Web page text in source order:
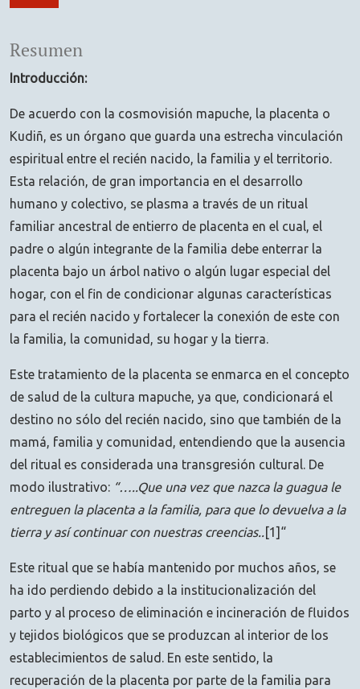
Resumen
Introducción:
De acuerdo con la cosmovisión mapuche, la placenta o
Kudiñ, es un órgano que guarda una estrecha vinculación
espiritual entre el recién nacido, la familia y el territorio.
Esta relación, de gran importancia en el desarrollo
humano y colectivo, se plasma a través de un ritual
familiar ancestral de entierro de placenta en el cual, el
padre o algún integrante de la familia debe enterrar la
placenta bajo un árbol nativo o algún lugar especial del
hogar, con el fin de condicionar algunas características
para el recién nacido y fortalecer la conexión de este con
la familia, la comunidad, su hogar y la tierra.
Este tratamiento de la placenta se enmarca en el concepto
de salud de la cultura mapuche, ya que, condicionará el
destino no sólo del recién nacido, sino que también de la
mamá, familia y comunidad, entendiendo que la ausencia
del ritual es considerada una transgresión cultural. De
modo ilustrativo: “…..Que una vez que nazca la guagua le
entreguen la placenta a la familia, para que lo devuelva a la
tierra y así continuar con nuestras creencias..[1]“
Este ritual que se había mantenido por muchos años, se
ha ido perdiendo debido a la institucionalización del
parto y al proceso de eliminación e incineración de fluidos
y tejidos biológicos que se produzcan al interior de los
establecimientos de salud. En este sentido, la
recuperación de la placenta por parte de la familia para